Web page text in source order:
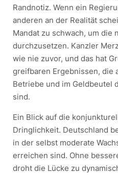
Randnotiz. Wenn ein
anderen an der Realität
Mandat zu schwach, um die
durchzusetzen. Kanzler
wie nie zuvor, und das hat
greifbaren Ergebnissen, die
Betriebe und im Geldbeutel
sind.
Ein Blick auf die
Dringlichkeit. Deutschland
in der selbst moderate
erreichen sind. Ohne
droht die Lücke zu